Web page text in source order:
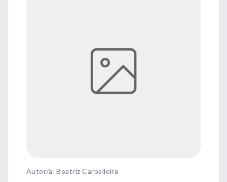
Autor/a: Beatriz Carballeira